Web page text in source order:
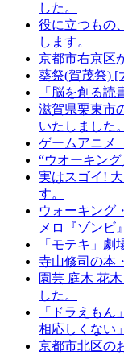
した。
役に立つもの
します。
京都市右京区
葵祭(賀茂祭) [
「脳を創る読
滋賀県栗東市
いたしました。
ゲームアニメ
“ウオーキン
実はスゴイ!
す。
ウォーキング
メロ『ゾンビ
「モテキ」劇
寺山修司の本
園芸 庭木 花
した。
「ドラえも
相応しくない」
京都市北区の